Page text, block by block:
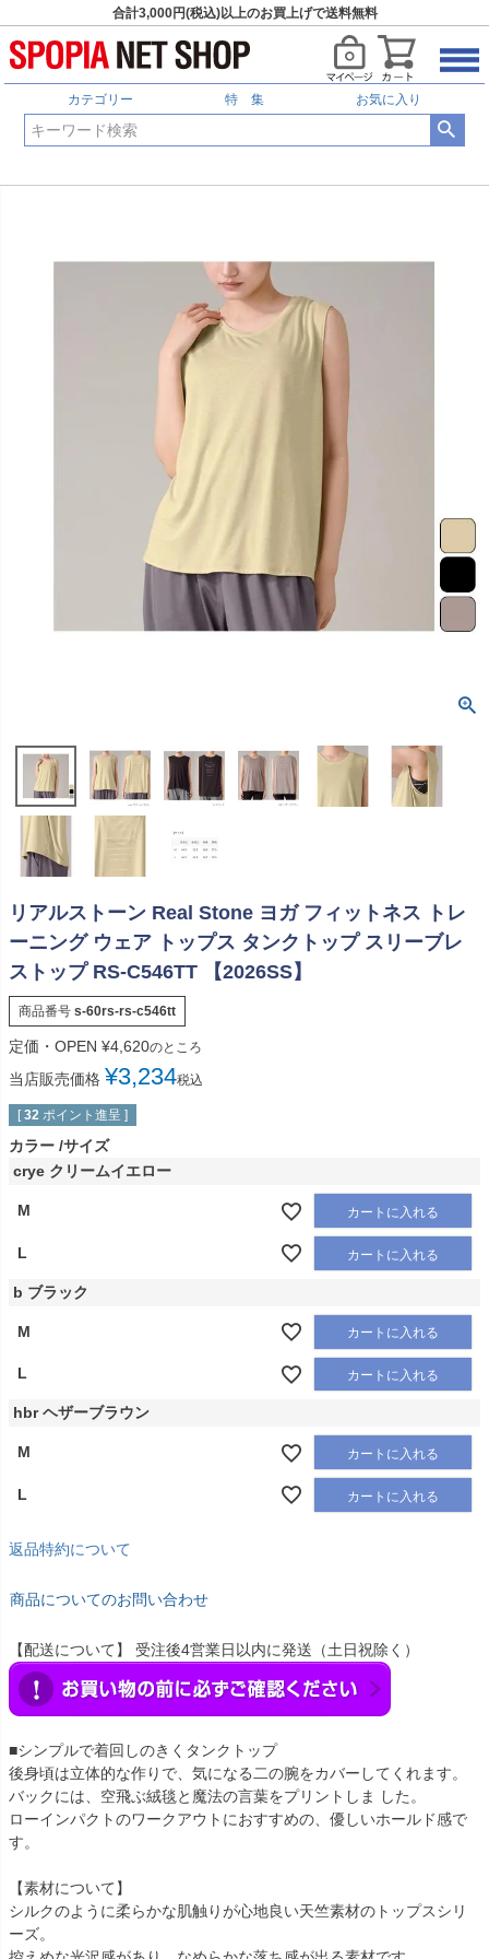
合計3,000円(税込)以上のお買上げで送料無料
カテゴリー 特 集 お気に入り
リアルストーン Real Stone ヨガ フィットネス トレ
ーニング ウェア トップス タンクトップ スリーブレ
ストップ RS-C546TT 【2026SS】
商品番号 s-60rs-rs-c546tt
定価・OPEN ¥4,620のところ
当店販売価格 ¥3,234税込
[ 32 ポイント進呈 ]
カラー サイズ
crye クリームイエロー
M カートに入れる
L カートに入れる
b ブラック
M カートに入れる
L カートに入れる
hbr ヘザーブラウン
M カートに入れる
L カートに入れる
返品特約について
商品についてのお問い合わせ
【配送について】 受注後4営業日以内に発送（土日祝除く）
■シンプルで着回しのきくタンクトップ
後身頃は立体的な作りで、気になる二の腕をカバーしてくれます。
バックには、空飛ぶ絨毯と魔法の言葉をプリントしま した。
ローインパクトのワークアウトにおすすめの、優しいホールド感で
す。
【素材について】
シルクのように柔らかな肌触りが心地良い天竺素材のトップスシリ
ーズ。